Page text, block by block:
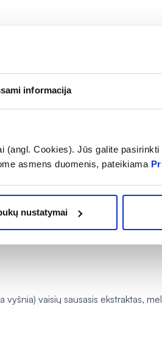
informacija
(angl. Cookies). Jūs galite
asmens duomenis, pateikiama
nustatymai
**
100
**
2000
vyšnia) vaisių sausasis ekstraktas,